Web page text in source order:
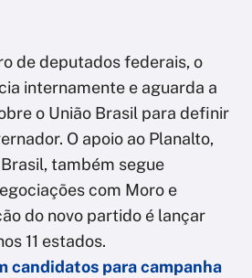
de deputados federais, o
internamente e aguarda a
o União Brasil para definir
O apoio ao Planalto,
também segue
com Moro e
do novo partido é lançar
11 estados.
candidatos para campanha